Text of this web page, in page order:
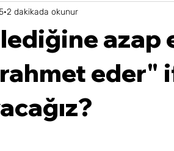
azap
eder"
2 dakikada okunur